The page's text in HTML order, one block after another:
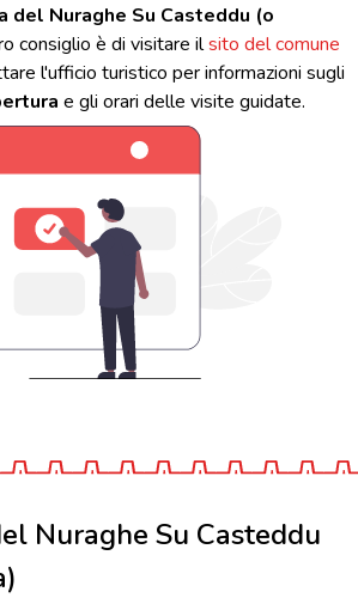
del Nuraghe Su Casteddu (o
consiglio è di visitare ilsito del comune
l'ufficio turistico per informazioni sugli
e gli orari delle visite guidate.
Nuraghe Su Casteddu